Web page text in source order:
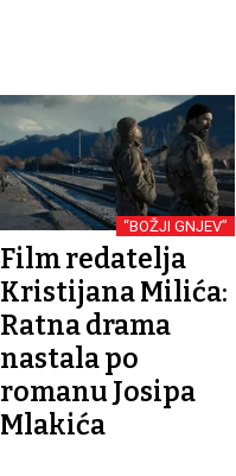
“BOŽJI GNJEV”
Film redatelja
Kristijana Milića:
Ratna drama
nastala po
romanu Josipa
Mlakića